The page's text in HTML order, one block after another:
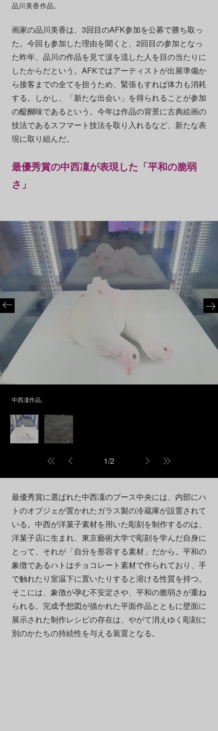
品川美香作品。
画家の品川美香は、3回目のAFK参加を公募で勝ち取っ
た。今回も参加した理由を聞くと、2回目の参加となっ
た昨年、品川の作品を見て涙を流した人を目の当たりに
したからだという。AFKではアーティストが出展準備か
ら接客までの全てを担うため、緊張もすれば体力も消耗
する。しかし、「新たな出会い」を得られることが参加
の醍醐味であるという。今年は作品の背景に古典絵画の
技法であるスフマート技法を取り入れるなど、新たな表
現に取り組んだ。
最優秀賞の中西凜が表現した「平和の脆弱
さ」
中西凜作品。
1/2
最優秀賞に選ばれた中西凜のブース中央には、内部にハ
トのオブジェが置かれたガラス製の冷蔵庫が設置されて
いる。中西が洋菓子素材を用いた彫刻を制作するのは、
洋菓子店に生まれ、東京藝術大学で彫刻を学んだ自身に
とって、それが「自分を形容する素材」だから。平和の
象徴であるハトはチョコレート素材で作られており、手
で触れたり室温下に置いたりすると溶ける性質を持つ。
そこには、象徴が孕む不安定さや、平和の脆弱さが重ね
られる。完成予想図が描かれた平面作品とともに壁面に
展示された制作レシピの存在は、やがて消えゆく彫刻に
別のかたちの持続性を与える装置となる。